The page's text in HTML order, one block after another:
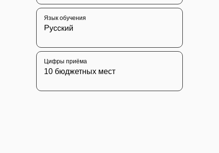
Русский
Язык обучения
10 бюджетных мест
Цифры приёма